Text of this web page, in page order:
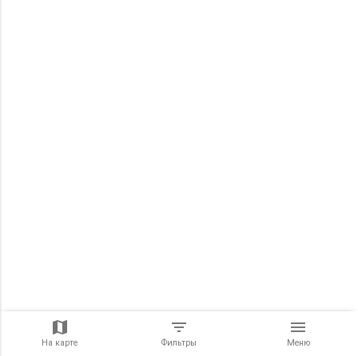
На карте Фильтры Меню